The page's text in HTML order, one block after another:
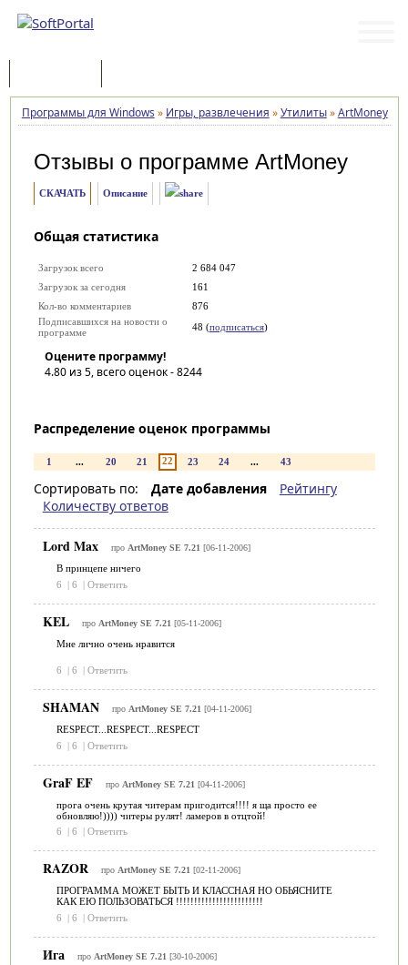
Программы для Windows » Игры, развлечения »Утилиты»ArtMoney
Отзывы о программе ArtMoney
СКАЧАТЬ Описание
Общая статистика
Загрузок всего
2 684 047
Загрузок за сегодня
161
Кол-во комментариев
876
Подписавшихся на новости о
программе
48 (подписаться)
Оцените программу!
4.80из 5, всего оценок -8244
Распределение оценок программы
1 ... 20 21 22 23 24 ... 43
Сортировать по: Дате добавления
Рейтингу
Количеству ответов
Lord Max про ArtMoney SE 7.21 [06-11-2006]
В принцепе ничего
6
| 6 | Ответить
KEL про ArtMoney SE 7.21 [05-11-2006]
Мне лично очень нравится
6 | 6 | Ответить
SHAMAN про ArtMoney SE 7.21 [04-11-2006]
RESPECT...RESPECT...RESPECT
6
| 6 | Ответить
GraF EF про ArtMoney SE 7.21 [04-11-2006]
прога очень крутая читерам пригодится!!!! я ща просто ее
обновляю!)))) читеры рулят! ламеров в отцтой!
6
| 6 | Ответить
RAZOR про ArtMoney SE 7.21 [02-11-2006]
ПРОГРАММА МОЖЕТ БЫТЬ И КЛАССНАЯ НО ОБЬЯСНИТЕ
КАК ЕЮ ПОЛЬЗОВАТЬСЯ !!!!!!!!!!!!!!!!!!!!!!!!
6
| 6 | Ответить
Ига про ArtMoney SE 7.21 [30-10-2006]